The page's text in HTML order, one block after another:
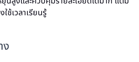
ช้เวลาเรียนรู้
ง